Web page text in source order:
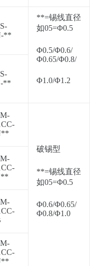
**
**=锡线直径
如05=Φ0.5
Φ0.5/Φ0.6/
Φ0.65/Φ0.8/
Φ1.0/Φ1.2
**
破锡型
**=锡线直径
如05=Φ0.5
Φ0.6/Φ0.65/
Φ0.8/Φ1.0